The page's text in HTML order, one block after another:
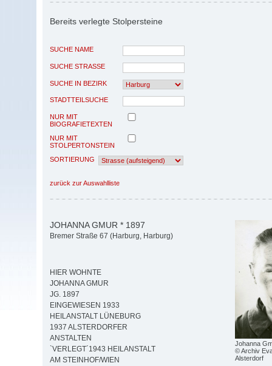
Bereits verlegte Stolpersteine
SUCHE NAME
SUCHE STRASSE
SUCHE IN BEZIRK
STADTTEILSUCHE
NUR MIT
BIOGRAFIETEXTEN
NUR MIT
STOLPERTONSTEIN
SORTIERUNG
zurück zur Auswahlliste
Johanna
© Archiv
Alsterdorf
JOHANNA GMUR * 1897
Bremer Straße 67 (Harburg, Harburg)
HIER WOHNTE
JOHANNA GMUR
JG. 1897
EINGEWIESEN 1933
HEILANSTALT LÜNEBURG
1937 ALSTERDORFER
ANSTALTEN
`VERLEGT´1943 HEILANSTALT
AM STEINHOF/WIEN